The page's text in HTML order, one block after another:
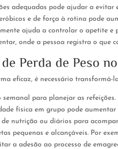
adequadas pode ajudar a evitar
e de força à rotina pode
ajuda a controlar o apetite e
onde a pessoa registra o que
Perda de Peso
eficaz, é necessário
para planejar as
física em grupo pode
nutrição ou diários para
pequenas e alcançáveis. Por
a adesão ao processo de